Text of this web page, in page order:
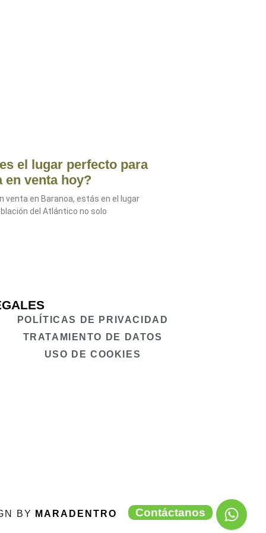
el lugar perfecto para
en venta hoy?
venta en Baranoa, estás en el lugar
del Atlántico no solo
POLÍTICAS DE PRIVACIDAD
TRATAMIENTO DE DATOS
USO DE COOKIES
BY MARADENTRO Contáctanos